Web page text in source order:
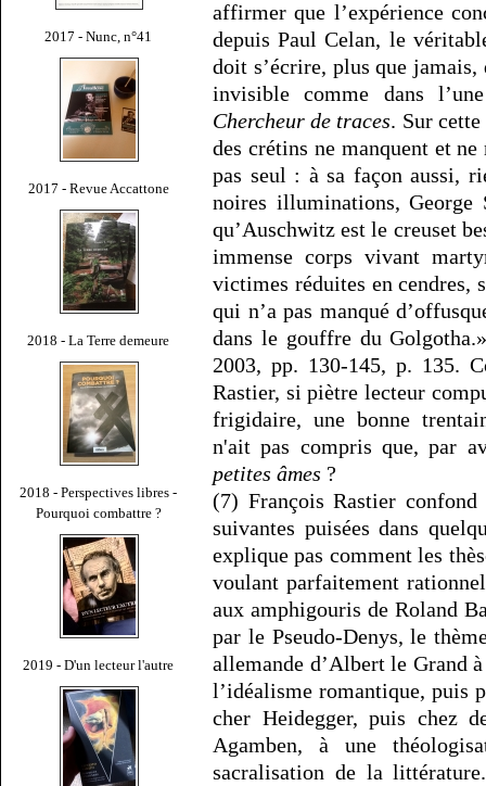
2017 - Nunc, n°41
2017 - Revue Accattone
2018 - La Terre demeure
2018 - Perspectives libres -
Pourquoi combattre ?
2019 - D'un lecteur l'autre
affirmer que l’expérience
depuis Paul Celan, le
doit s’écrire, plus que
invisible comme dans
Chercheur de traces. Sur
des crétins ne manquent et
pas seul : à sa façon aussi,
noires illuminations, George
qu’Auschwitz est le creuset
immense corps vivant
victimes réduites en cendres,
qui n’a pas manqué
dans le gouffre du
2003, pp. 130-145, p. 135.
Rastier, si piètre lecteur
frigidaire, une bonne
n'ait pas compris que, par
petites âmes ?
(7) François Rastier
suivantes puisées dans
explique pas comment les
voulant parfaitement
aux amphigouris de Roland
par le Pseudo-Denys, le
allemande d’Albert le Grand
l’idéalisme romantique,
cher Heidegger, puis chez
Agamben, à une
sacralisation de la